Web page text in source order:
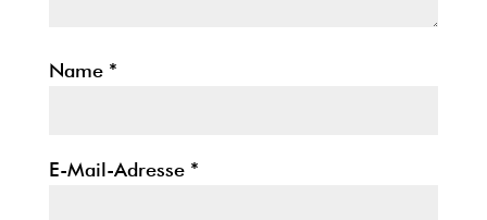
Name *
E-Mail-Adresse *